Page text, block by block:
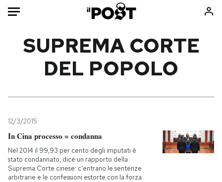
Mondo
Tecnologia
Internet
Scienza
Cultura
Libri
Ok Boomer!
Media
Europa
SUPREMA CORTE
DEL POPOLO
12/3/2015
In Cina processo = condanna
Nel 2014 il 99,93 per cento degli imputati è
stato condannato, dice un rapporto della
Suprema Corte cinese: c'entrano le sentenze
arbitrarie e le confessioni estorte con la forza